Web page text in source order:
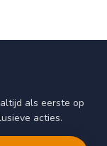
als eerste op
acties.